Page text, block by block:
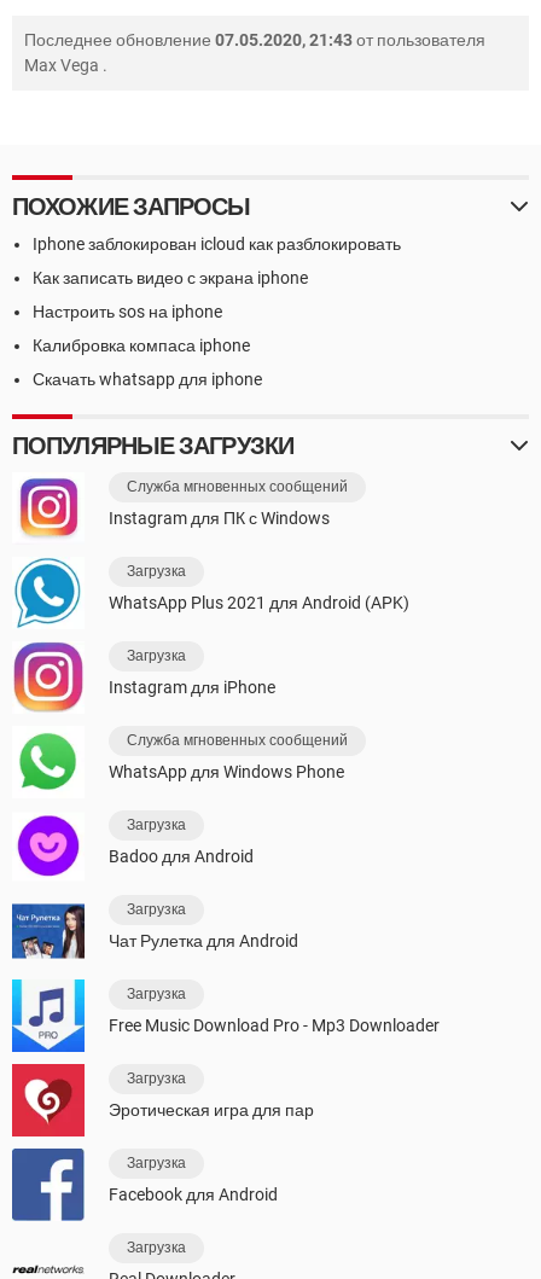
Последнее обновление 07.05.2020, 21:43от пользователя
Max Vega .
ПОХОЖИЕ ЗАПРОСЫ
Iphone заблокирован icloud как разблокировать
Как записать видео с экрана iphone
Настроить sos на iphone
Калибровка компаса iphone
Скачать whatsapp для iphone
ПОПУЛЯРНЫЕ ЗАГРУЗКИ
Служба мгновенных сообщений
Instagram для ПК с Windows
Загрузка
WhatsApp Plus 2021 для Android (APK)
Загрузка
Instagram для iPhone
Служба мгновенных сообщений
WhatsApp для Windows Phone
Загрузка
Badoo для Android
Загрузка
Чат Рулетка для Android
Загрузка
Free Music Download Pro - Mp3 Downloader
Загрузка
Эротическая игра для пар
Загрузка
Facebook для Android
Загрузка